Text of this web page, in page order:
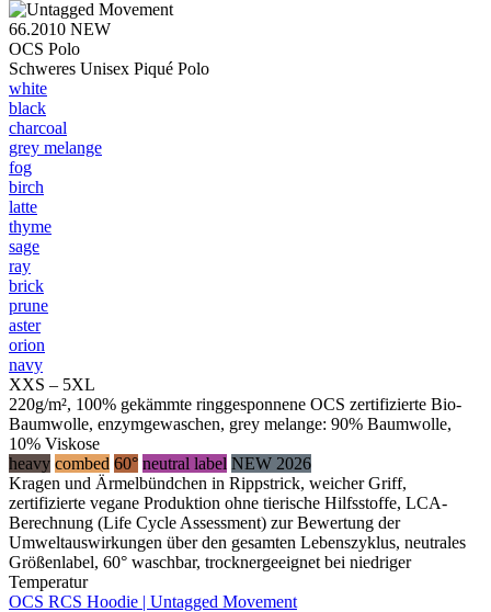
66.2010 NEW
OCS Polo
Schweres Unisex Piqué Polo
white
black
charcoal
grey melange
fog
birch
latte
thyme
sage
ray
brick
prune
aster
orion
navy
XXS – 5XL
220g/m², 100% gekämmte ringgesponnene OCS zertifizierte Bio-
Baumwolle, enzymgewaschen, grey melange: 90% Baumwolle,
10% Viskose
heavy combed 60° neutral label NEW 2026
Kragen und Ärmelbündchen in Rippstrick, weicher Griff,
zertifizierte vegane Produktion ohne tierische Hilfsstoffe, LCA-
Berechnung (Life Cycle Assessment) zur Bewertung der
Umweltauswirkungen über den gesamten Lebenszyklus, neutrales
Größenlabel, 60° waschbar, trocknergeeignet bei niedriger
Temperatur
OCS RCS Hoodie | Untagged Movement